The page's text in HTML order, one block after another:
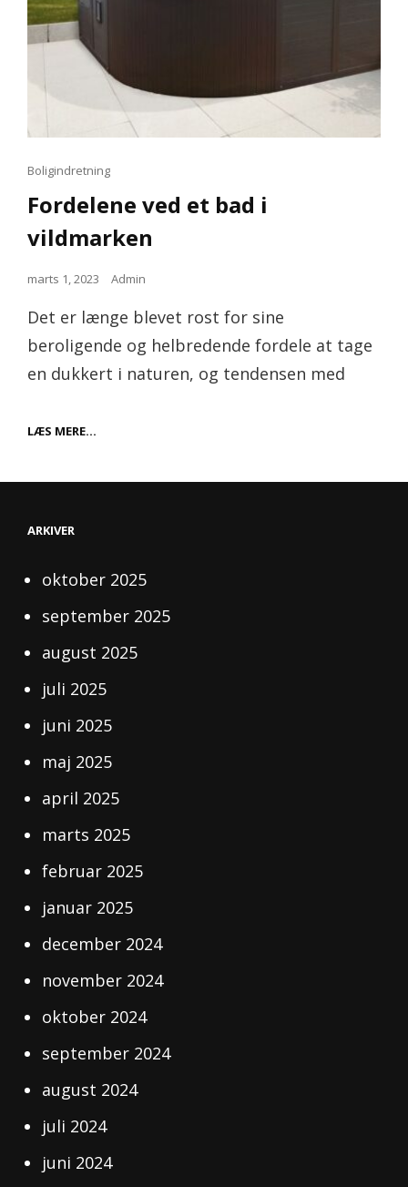
Cat
Boligindretning
Fordelene ved et bad i
vildmarken
Posted
marts 1, 2023 Admin
Det er længe blevet rost for sine
beroligende og helbredende fordele at tage
en dukkert i naturen, og tendensen med
LÆS MERE…
ARKIVER
oktober 2025
september 2025
august 2025
juli 2025
juni 2025
maj 2025
april 2025
marts 2025
februar 2025
januar 2025
december 2024
november 2024
oktober 2024
september 2024
august 2024
juli 2024
juni 2024